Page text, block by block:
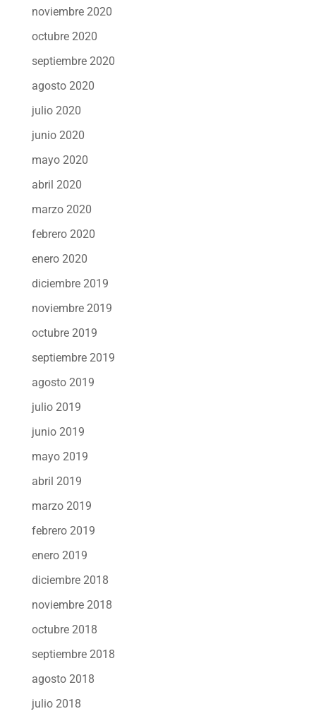
noviembre 2020
octubre 2020
septiembre 2020
agosto 2020
julio 2020
junio 2020
mayo 2020
abril 2020
marzo 2020
febrero 2020
enero 2020
diciembre 2019
noviembre 2019
octubre 2019
septiembre 2019
agosto 2019
julio 2019
junio 2019
mayo 2019
abril 2019
marzo 2019
febrero 2019
enero 2019
diciembre 2018
noviembre 2018
octubre 2018
septiembre 2018
agosto 2018
julio 2018